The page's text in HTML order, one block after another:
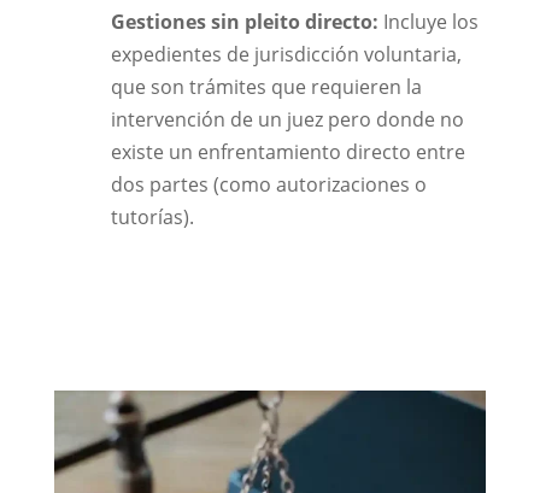
Gestiones sin pleito directo: Incluye los
expedientes de jurisdicción voluntaria,
que son trámites que requieren la
intervención de un juez pero donde no
existe un enfrentamiento directo entre
dos partes (como autorizaciones o
tutorías).